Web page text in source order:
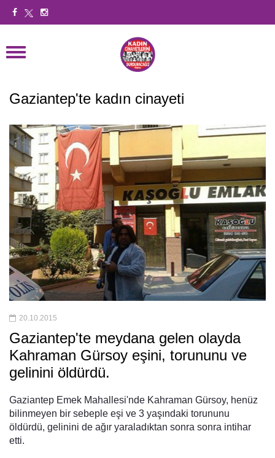
Gaziantep'te kadın cinayeti
20.10.2015
Gaziantep'te meydana gelen olayda
Kahraman Gürsoy eşini, torununu ve
gelinini öldürdü.
Gaziantep Emek Mahallesi'nde Kahraman Gürsoy, henüz
bilinmeyen bir sebeple eşi ve 3 yaşındaki torununu
öldürdü, gelinini de ağır yaraladıktan sonra sonra intihar
etti.